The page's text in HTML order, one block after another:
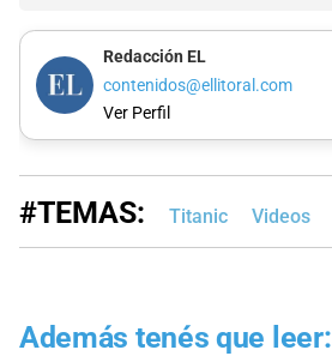
Redacción EL
contenidos@ellitoral.com
Ver Perfil
#TEMAS: Titanic Videos
Además tenés que leer: